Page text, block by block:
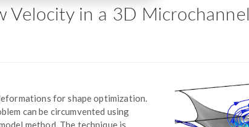
Velocity in a 3D Microchannel
for shape optimization.
can be circumvented using
method. The technique is